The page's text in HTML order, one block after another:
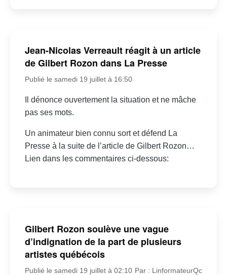
Jean-Nicolas Verreault réagit à un article
de Gilbert Rozon dans La Presse
Publié le samedi 19 juillet à 16:50
Il dénonce ouvertement la situation et ne mâche
pas ses mots.
Un animateur bien connu sort et défend La
Presse à la suite de l’article de Gilbert Rozon…
Lien dans les commentaires ci-dessous:
Gilbert Rozon soulève une vague
d’indignation de la part de plusieurs
artistes québécois
Publié le samedi 19 juillet à 02:10 Par : LinformateurQc